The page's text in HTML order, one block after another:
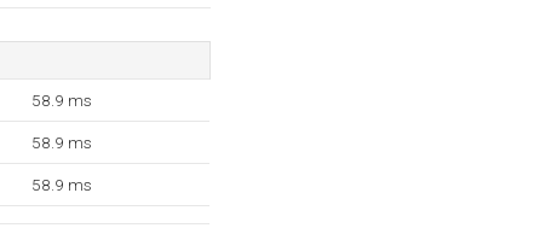
58.9 ms
58.9 ms
58.9 ms